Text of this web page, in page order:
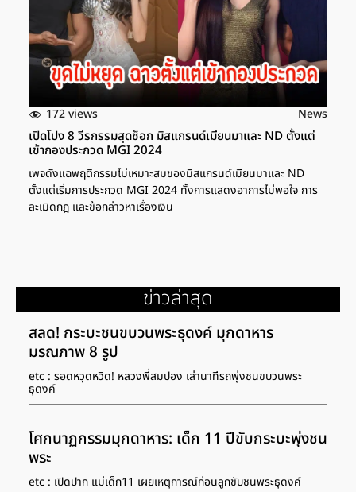
172 views News
เปิดโปง 8 วีรกรรมสุดช็อก มิสแกรนด์เมียนมาและ ND ตั้งแต่
เข้ากองประกวด MGI 2024
เพจดังแฉพฤติกรรมไม่เหมาะสมของมิสแกรนด์เมียนมาและ ND
ตั้งแต่เริ่มการประกวด MGI 2024 ทั้งการแสดงอาการไม่พอใจ การ
ละเมิดกฎ และข้อกล่าวหาเรื่องเงิน
ข่าวล่าสุด
สลด! กระบะชนขบวนพระธุดงค์ มุกดาหาร
มรณภาพ 8 รูป
etc : รอดหวุดหวิด! หลวงพี่สมปอง เล่านาทีรถพุ่งชนขบวนพระ
ธุดงค์
โศกนาฏกรรมมุกดาหาร: เด็ก 11 ปีขับกระบะพุ่งชน
พระ
etc : เปิดปาก แม่เด็ก11 เผยเหตุการณ์ก่อนลูกขับชนพระธุดงค์